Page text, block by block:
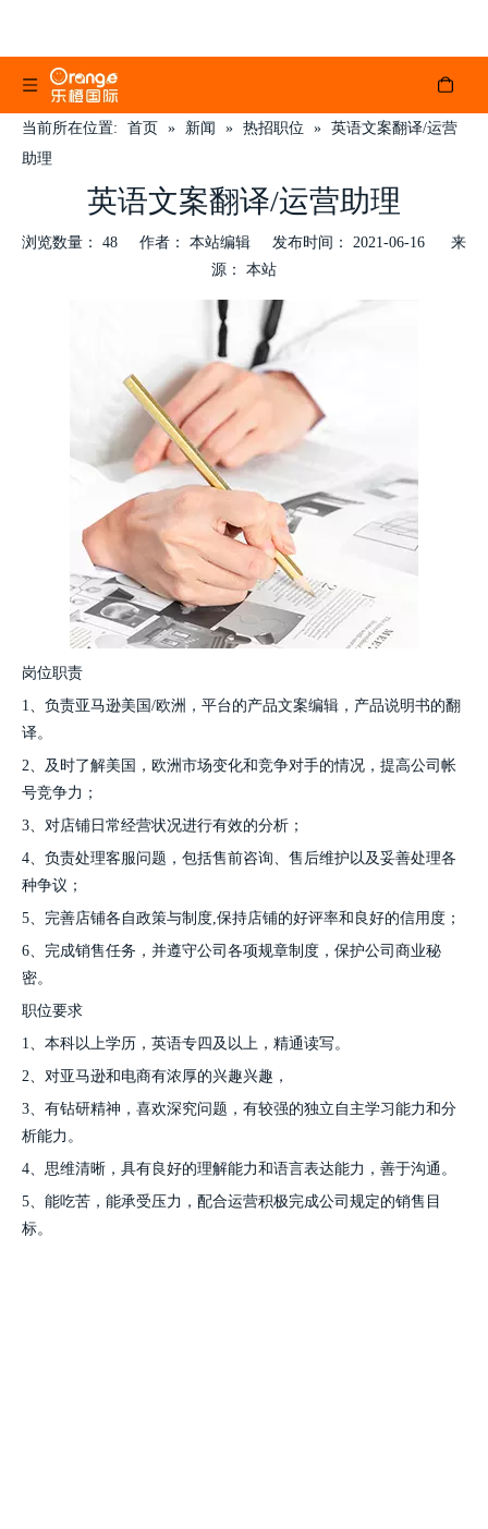
当前所在位置: 首页 » 新闻 » 热招职位 » 英语文案翻译/运营
助理
英语文案翻译/运营助理
浏览数量： 48 作者： 本站编辑 发布时间： 2021-06-16 来
源： 本站
["wechat","weibo","qzone","douban","email"]
岗位职责
1、负责亚马逊美国/欧洲，平台的产品文案编辑，产品说明书的翻
译。
2、及时了解美国，欧洲市场变化和竞争对手的情况，提高公司帐
号竞争力；
3、对店铺日常经营状况进行有效的分析；
4、负责处理客服问题，包括售前咨询、售后维护以及妥善处理各
种争议；
5、完善店铺各自政策与制度,保持店铺的好评率和良好的信用度；
6、完成销售任务，并遵守公司各项规章制度，保护公司商业秘
密。
职位要求
1、本科以上学历，英语专四及以上，精通读写。
2、对亚马逊和电商有浓厚的兴趣兴趣，
3、有钻研精神，喜欢深究问题，有较强的独立自主学习能力和分
析能力。
4、思维清晰，具有良好的理解能力和语言表达能力，善于沟通。
5、能吃苦，能承受压力，配合运营积极完成公司规定的销售目
标。